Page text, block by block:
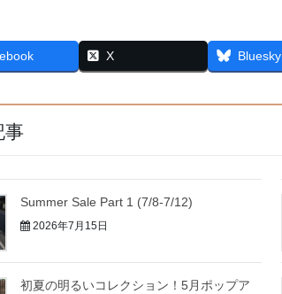
X Bluesky
事
Summer Sale Part 1 (7/8-7/12)
2026年7月15日
初夏の明るいコレクション！5月ポップア